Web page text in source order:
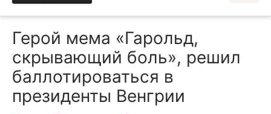
Герой мема «Гарольд,
скрывающий боль», решил
баллотироваться в
президенты Венгрии